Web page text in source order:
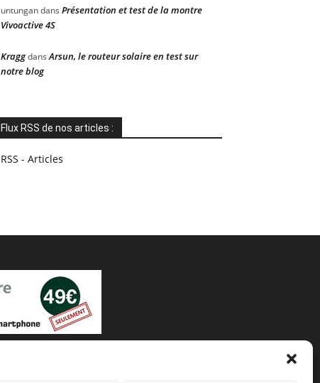
untungandans Présentation et test de la montre
Vivoactive 4S
KraggdansArsun, le routeur solaire en test sur
notre blog
Flux RSS de nos articles :
RSS - Articles